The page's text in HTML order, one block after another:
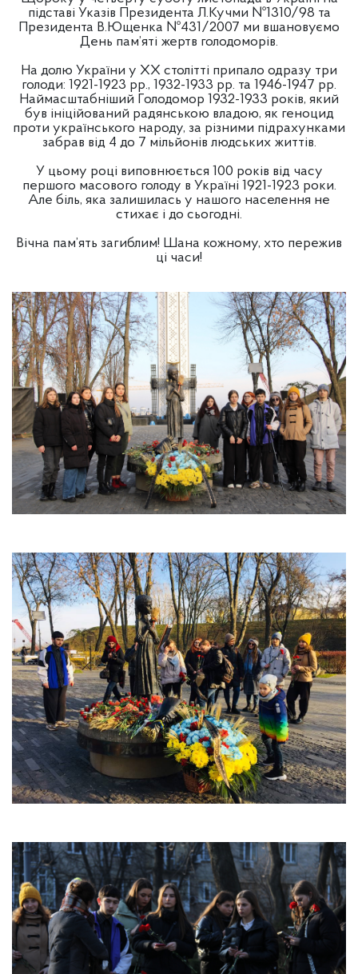
підставі Указів Президента Л.Кучми №1310/98 та
Президента В.Ющенка №431/2007 ми вшановуємо
День пам’яті жертв голодоморів.
На долю України у ХХ столітті припало одразу три
голоди: 1921-1923 рр., 1932-1933 рр. та 1946-1947 рр.
Наймасштабніший Голодомор 1932-1933 років, який
був ініційований радянською владою, як геноцид
проти українського народу, за різними підрахунками
забрав від 4 до 7 мільйонів людських життів.
У цьому році виповнюється 100 років від часу
першого масового голоду в Україні 1921-1923 роки.
Але біль, яка залишилась у нашого населення не
стихає і до сьогодні.
Вічна пам’ять загиблим! Шана кожному, хто пережив
ці часи!